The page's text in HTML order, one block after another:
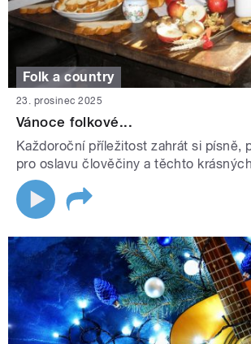
Folk a country
23. prosinec 2025
Vánoce folkové...
Každoroční příležitost zahrát si písně,
pro oslavu člověčiny a těchto